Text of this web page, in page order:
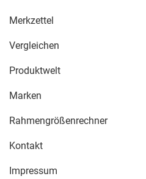
Merkzettel
Vergleichen
Produktwelt
Marken
Rahmengrößenrechner
Kontakt
Impressum